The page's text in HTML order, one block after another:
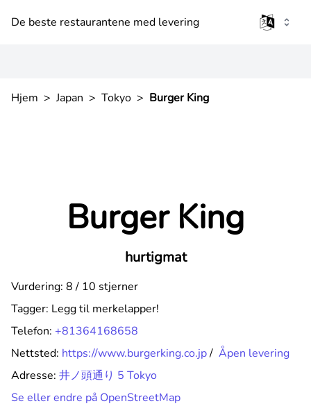
De beste restaurantene med levering
Hjem > Japan > Tokyo > Burger King
Burger King
hurtigmat
Vurdering: 8 / 10 stjerner
Tagger: Legg til merkelapper!
Telefon: +81364168658
Nettsted: https://www.burgerking.co.jp/ Åpen levering
Adresse: 井ノ頭通り 5 Tokyo
Se eller endre på OpenStreetMap